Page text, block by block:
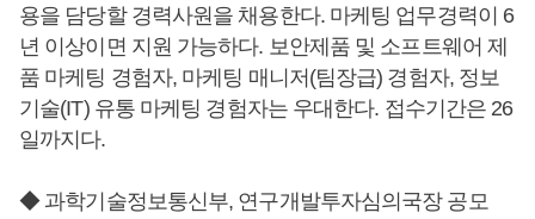
용을 담당할 경력사원을 채용한다. 마케팅 업무경력이 6
년 이상이면 지원 가능하다. 보안제품 및 소프트웨어 제
품 마케팅 경험자, 마케팅 매니저(팀장급) 경험자, 정보
기술(IT) 유통 마케팅 경험자는 우대한다. 접수기간은 26
일까지다.
◆ 과학기술정보통신부, 연구개발투자심의국장 공모